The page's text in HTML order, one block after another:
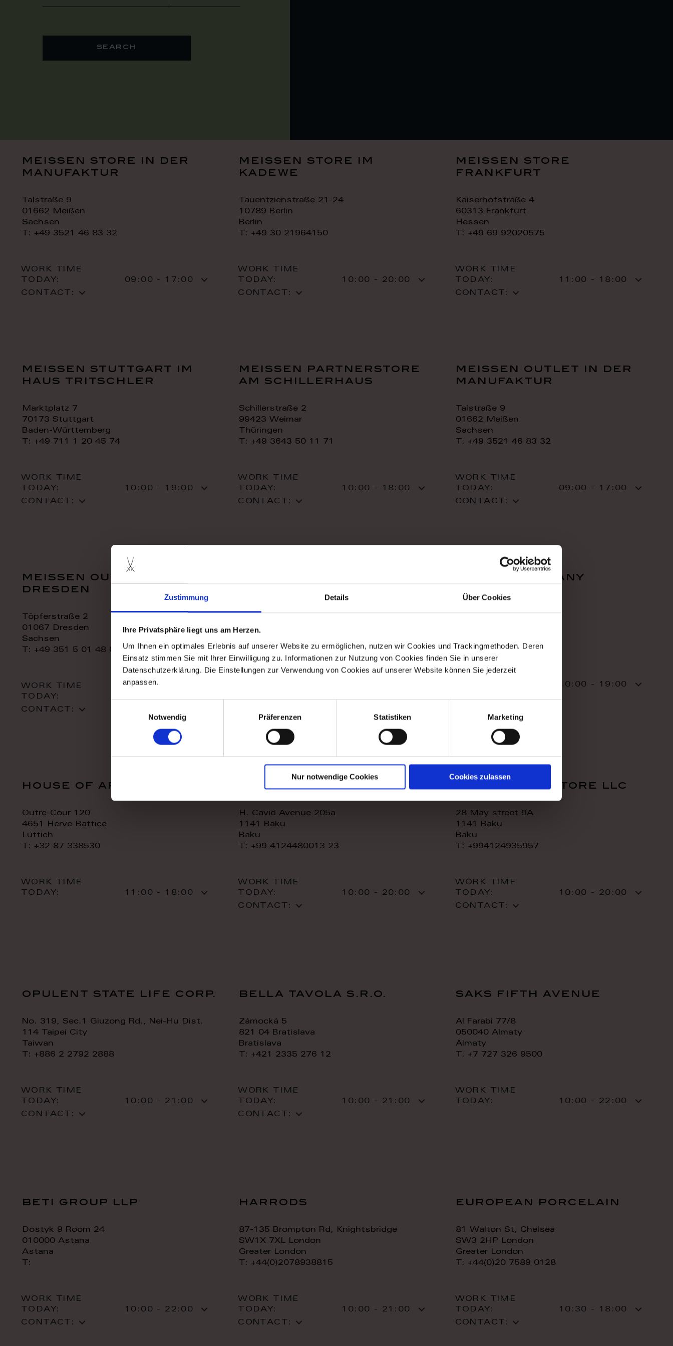
Zustimmung Details Über Cookies
Ihre Privatsphäre liegt uns am Herzen.
Um Ihnen ein optimales Erlebnis auf unserer Website zu ermöglichen, nutzen wir Cookies und Trackingmethoden. Deren
Einsatz stimmen Sie mit Ihrer Einwilligung zu. Informationen zur Nutzung von Cookies finden Sie in unserer
Datenschutzerklärung. Die Einstellungen zur Verwendung von Cookies auf unserer Website können Sie jederzeit
anpassen.
Notwendig
Präferenzen Statistiken Marketing
Nur notwendige Cookies Cookies zulassen
search
meissen store in der
manufaktur
Talstraße 9
01662 Meißen
Sachsen
T: +49 3521 46 83 32
WORK TIME
TODAY:
09:00 - 17:00
CONTACT:
meissen store im
kadewe
Tauentzienstraße 21-24
10789 Berlin
Berlin
T: +49 30 21964150
WORK TIME
TODAY:
10:00 - 20:00
CONTACT:
meissen store
frankfurt
Kaiserhofstraße 4
60313 Frankfurt
Hessen
T: +49 69 92020575
WORK TIME
TODAY:
11:00 - 18:00
CONTACT:
meissen stuttgart im
haus tritschler
Marktplatz 7
70173 Stuttgart
Baden-Württemberg
T: +49 711 1 20 45 74
WORK TIME
TODAY:
10:00 - 19:00
CONTACT:
meissen partnerstore
am schillerhaus
Schillerstraße 2
99423 Weimar
Thüringen
T: +49 3643 50 11 71
WORK TIME
TODAY:
10:00 - 18:00
CONTACT:
meissen outlet in der
manufaktur
Talstraße 9
01662 Meißen
Sachsen
T: +49 3521 46 83 32
WORK TIME
TODAY:
09:00 - 17:00
CONTACT:
meissen outlet
dresden
Töpferstraße 2
01067 Dresden
Sachsen
T: +49 351 5 01 48 06
WORK TIME
TODAY:
CONTACT:
Kiev
WORK TIME
CONTACT:
falcon company
WORK TIME
10:00 - 19:00
CONTACT:
house of art
Outre-Cour 120
4651 Herve-Battice
Lüttich
T: +32 87 338530
WORK TIME
TODAY:
11:00 - 18:00
royal home store llc
H. Cavid Avenue 205a
1141 Baku
Baku
T: +99 4124480013 23
WORK TIME
TODAY:
10:00 - 20:00
CONTACT:
royal home store llc
28 May street 9A
1141 Baku
Baku
T: +994124935957
WORK TIME
TODAY:
10:00 - 20:00
CONTACT:
opulent state life corp.
No. 319, Sec.1 Giuzong Rd., Nei-Hu Dist.
114 Taipei City
Taiwan
T: +886 2 2792 2888
WORK TIME
TODAY:
10:00 - 21:00
CONTACT:
bella tavola s.r.o.
Zámocká 5
821 04 Bratislava
Bratislava
T: +421 2335 276 12
WORK TIME
TODAY:
10:00 - 21:00
CONTACT:
saks fifth avenue
Al Farabi 77/8
050040 Almaty
Almaty
T: +7 727 326 9500
WORK TIME
TODAY:
10:00 - 22:00
beti group llp
Dostyk 9 Room 24
010000 Astana
Astana
T:
WORK TIME
TODAY:
10:00 - 22:00
CONTACT:
harrods
87-135 Brompton Rd, Knightsbridge
SW1X 7XL London
Greater London
T: +44(0)2078938815
WORK TIME
TODAY:
10:00 - 21:00
CONTACT:
european porcelain
81 Walton St, Chelsea
SW3 2HP London
Greater London
T: +44(0)20 7589 0128
WORK TIME
TODAY:
10:30 - 18:00
CONTACT: